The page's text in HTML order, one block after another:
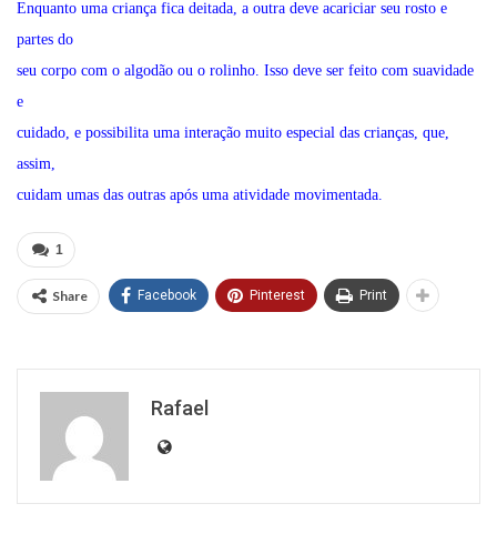
Enquanto uma criança fica deitada, a outra deve acariciar seu rosto e
partes do
seu corpo com o algodão ou o rolinho. Isso deve ser feito com suavidade
e
cuidado, e possibilita uma interação muito especial das crianças, que,
assim,
cuidam umas das outras após uma atividade movimentada.
1
Share Facebook Pinterest Print
Rafael